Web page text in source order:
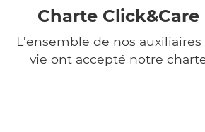
Charte Click&Care
L'ensemble de nos auxiliaires
vie ont accepté notre